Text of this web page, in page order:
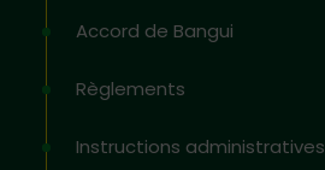
Accord de Bangui
Règlements
Instructions administratives